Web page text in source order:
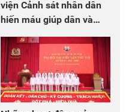
viện Cảnh sát nhân dân
hiến máu giúp dân và